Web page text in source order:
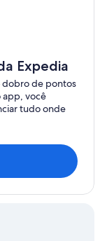
Expedia
dobro de pontos
app, você
tudo onde